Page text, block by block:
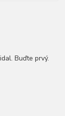
Buďte prvý.